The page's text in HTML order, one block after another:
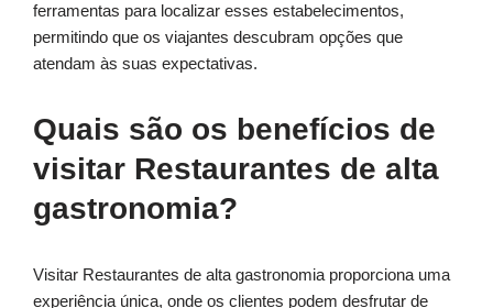
ferramentas para localizar esses estabelecimentos,
permitindo que os viajantes descubram opções que
atendam às suas expectativas.
Quais são os benefícios de
visitar Restaurantes de alta
gastronomia?
Visitar Restaurantes de alta gastronomia proporciona uma
experiência única, onde os clientes podem desfrutar de